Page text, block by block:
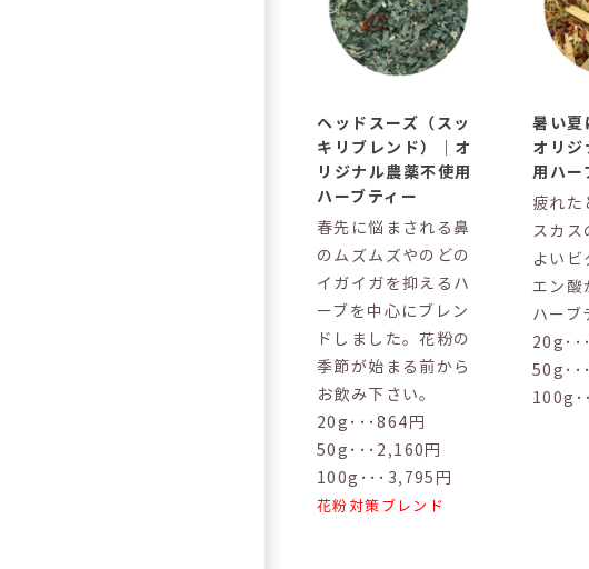
ヘッドスーズ（スッ
キリブレンド）｜オ
リジナル農薬不使用
ハーブティー
春先に悩まされる鼻
のムズムズやのどの
イガイガを抑えるハ
ーブを中心にブレン
ドしました。花粉の
季節が始まる前から
お飲み下さい。
20g･･･864円
50g･･･2,160円
100g･･･3,795円
花粉対策ブレンド
暑い夏
オリジ
用ハー
疲れた
スカス
よいビ
エン酸
ハーブ
20g･･
50g･･
100g･